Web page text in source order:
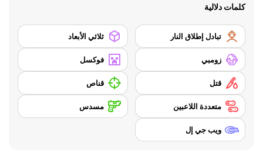
كلمات دلالية
تبادل إطلاق النار ثلاثي الأبعاد
زومبي فوكسل
قتل قناص
متعددة اللاعبين مسدس
ويب جي إل